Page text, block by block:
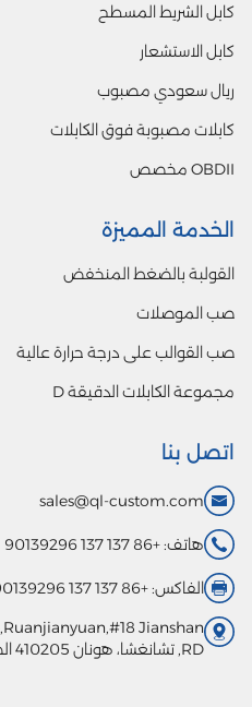
كابل الشريط المسطح
كابل الاستشعار
ريال سعودي مصبوب
كابلات مصبوبة فوق الكابلات
OBDII مخصص
الخدمة المميزة
القولبة بالضغط المنخفض
صب الموصلات
صب القوالب على درجة حرارة عالية
مجموعة الكابلات الدقيقة D
اتصل بنا
sales@ql-custom.com
هاتف: +86 137 137 90139296
الفاكس: +86 137 137 90139296
Jianshan
RD, تشانغشا، هونان 410205 الصين